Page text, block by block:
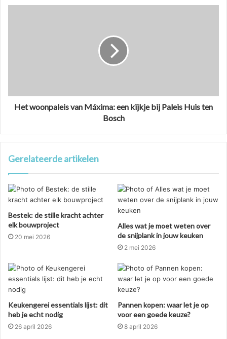
Het woonpaleis van Máxima: een kijkje bij Paleis Huis ten
Bosch
Gerelateerde artikelen
Bestek: de stille kracht achter
elk bouwproject
20 mei 2026
Alles wat je moet weten over
de snijplank in jouw keuken
2 mei 2026
Keukengerei essentials lijst: dit
heb je echt nodig
26 april 2026
Pannen kopen: waar let je op
voor een goede keuze?
8 april 2026